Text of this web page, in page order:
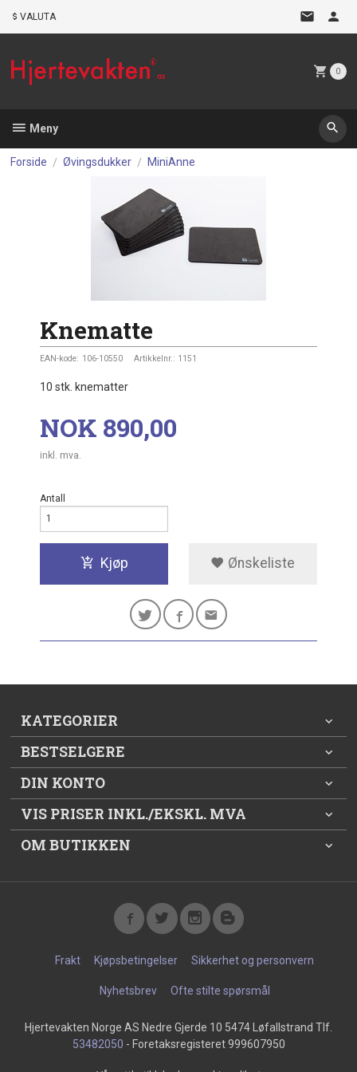
VALUTA
0
Meny
Forside Øvingsdukker MiniAnne
Knematte
EAN-kode: 106-10550 Artikkelnr.: 1151
10 stk. knematter
Pris
NOK 890,00
inkl. mva.
Antall
Kjøp Ønskeliste
KATEGORIER
BESTSELGERE
DIN KONTO
VIS PRISER INKL./EKSKL. MVA
OM BUTIKKEN
Frakt Kjøpsbetingelser Sikkerhet og personvern
Nyhetsbrev Ofte stilte spørsmål
Hjertevakten Norge AS Nedre Gjerde 10 5474 Løfallstrand Tlf.
53482050 - Foretaksregisteret 999607950